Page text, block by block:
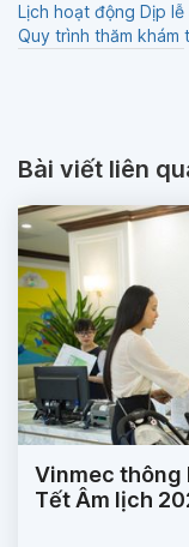
Lịch hoạt động Dịp
Quy trình thăm khám
Bài viết liên
Vinmec thông
Tết Âm lịch